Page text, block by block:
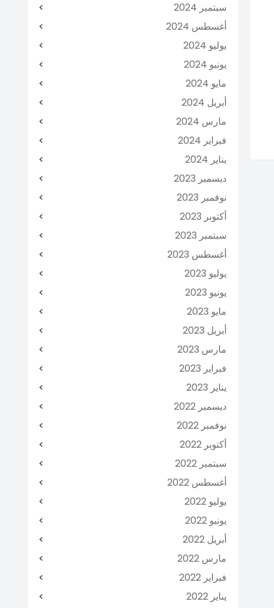
سبتمبر 2024
أغسطس 2024
يوليو 2024
يونيو 2024
مايو 2024
أبريل 2024
مارس 2024
فبراير 2024
يناير 2024
ديسمبر 2023
نوفمبر 2023
أكتوبر 2023
سبتمبر 2023
أغسطس 2023
يوليو 2023
يونيو 2023
مايو 2023
أبريل 2023
مارس 2023
فبراير 2023
يناير 2023
ديسمبر 2022
نوفمبر 2022
أكتوبر 2022
سبتمبر 2022
أغسطس 2022
يوليو 2022
يونيو 2022
أبريل 2022
مارس 2022
فبراير 2022
يناير 2022